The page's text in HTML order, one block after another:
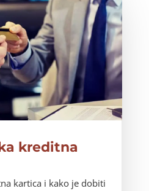
kreditna
kartica i kako je dobiti